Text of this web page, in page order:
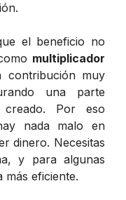
el beneficio no
multiplicador
contribución muy
una parte
creado. Por eso
nada malo en
dinero. Necesitas
y para algunas
más eficiente.